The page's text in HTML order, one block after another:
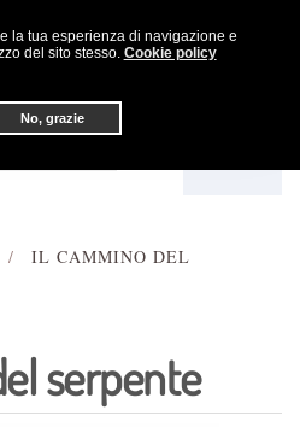
la tua esperienza di navigazione e
del sito stesso. Cookie policy
No, grazie
IL CAMMINO DEL
serpente